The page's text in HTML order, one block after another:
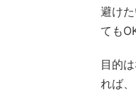
避け
ても
目的
れば